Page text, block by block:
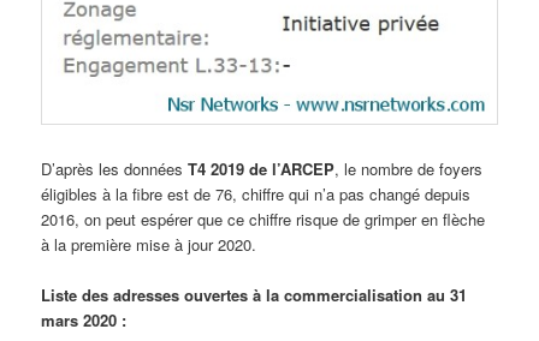
D’après les donnéesT4 2019 de l’ARCEP, le nombre de foyers
éligibles à la fibre est de 76, chiffre qui n’a pas changé depuis
2016, on peut espérer que ce chiffre risque de grimper en flèche
à la première mise à jour 2020.
Liste des adresses ouvertes à la commercialisation au 31
mars 2020 :